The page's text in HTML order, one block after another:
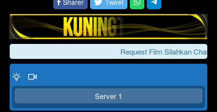
Request Film Silahkan Chat
Server 1